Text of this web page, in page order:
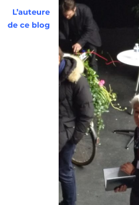
L’auteure
de ce blog